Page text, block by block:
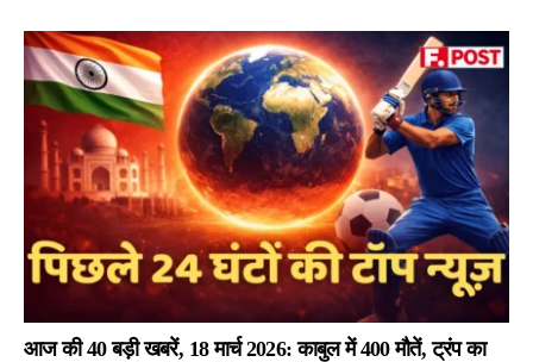
आज की 40 बड़ी खबरें, 18 मार्च 2026: काबुल में 400 मौतें, ट्रंप का